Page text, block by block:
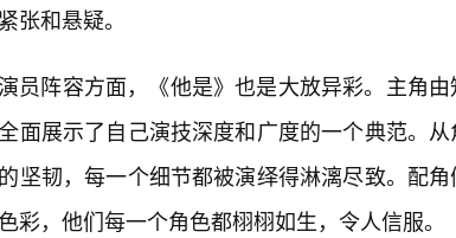
张和悬疑。
员阵容方面，《他是》也是大放异彩。主角
面展示了自己演技深度和广度的一个典范。
坚韧，每一个细节都被演绎得淋漓尽致。配
彩，他们每一个角色都栩栩如生，令人信服。